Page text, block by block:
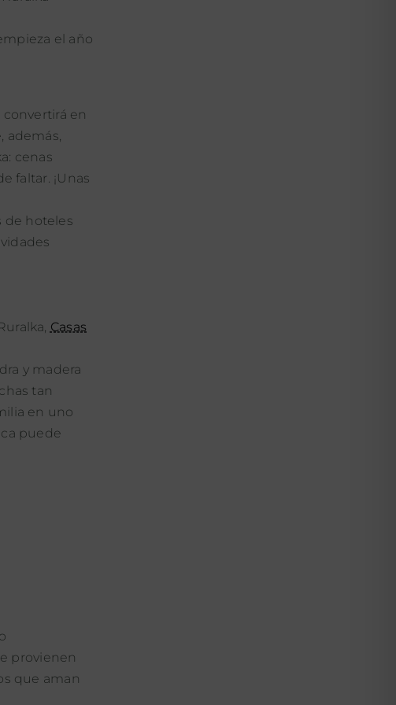
el año
en
además,
cenas
faltar. ¡Unas
de hoteles
Casas
y madera
tan
en uno
puede
provienen
que aman